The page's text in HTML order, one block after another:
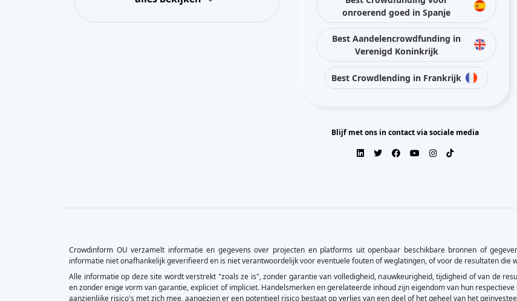
onroerend goed in Spanje
Best Aandelencrowdfunding in
Verenigd Koninkrijk
Best Crowdlending in Frankrijk
Blijf met ons in contact via sociale media
Crowdinform OU verzamelt informatie en gegevens over projecten en platforms uit openbaar beschikbare bronnen of
informatie niet onafhankelijk geverifieerd en is niet verantwoordelijk voor eventuele fouten of weglatingen, of voor de resultaten die
Alle informatie op deze site wordt verstrekt "zoals ze is", zonder garantie van volledigheid, nauwkeurigheid, tijdigheid of van de
en zonder enige vorm van garantie, expliciet of impliciet. Handelsmerken en gerelateerde inhoud zijn eigendom van hun
aanzienlijke risico's met zich mee, aangezien er een potentieel risico bestaat op verlies van een deel of het geheel van het